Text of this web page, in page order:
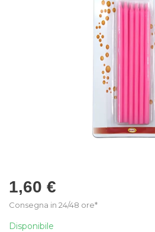
1,60 €
Consegna in 24/48 ore*
Disponibile